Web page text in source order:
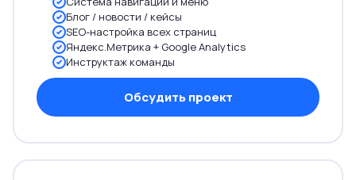
Блог / новости / кейсы
SEO-настройка всех страниц
Яндекс.Метрика + Google Analytics
Инструктаж команды
Обсудить проект